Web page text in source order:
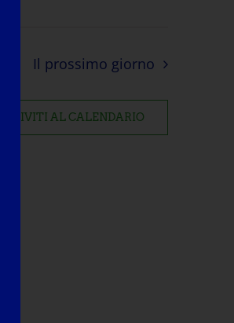
Il prossimo giorno
ISCRIVITI AL CALENDARIO